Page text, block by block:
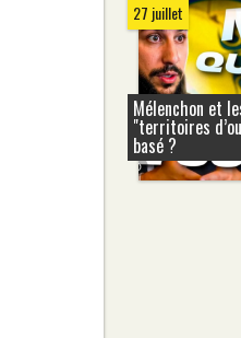
27 juillet
Mélenchon et
"territoires
basé ?